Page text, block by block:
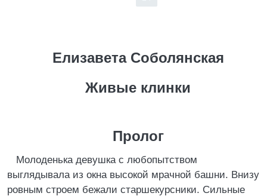
Елизавета Соболянская
Живые клинки
Пролог
Молоденька девушка с любопытством
выглядывала из окна высокой мрачной башни. Внизу
ровным строем бежали старшекурсники. Сильные